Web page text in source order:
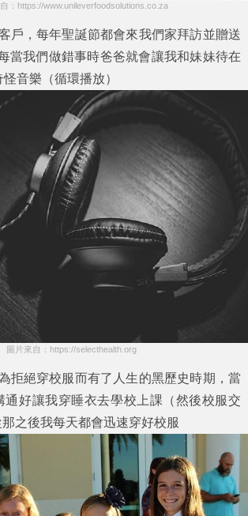
自：https://www.unileverfoodsolutions.co.za
戶，每年聖誕節都會來我們家拜訪並贈送
當我們做錯事時爸爸就會讓我和妹妹待在
音樂（循環播放）
圖片來自：https://selecthealth.org
拒絕穿校服而有了人生的黑歷史時期，當
通好讓我穿睡衣去學校上課（然後校服交
之後我每天都會迅速穿好校服